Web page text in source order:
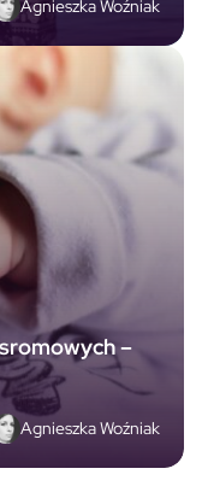
Agnieszka Woźniak
–
Agnieszka Woźniak